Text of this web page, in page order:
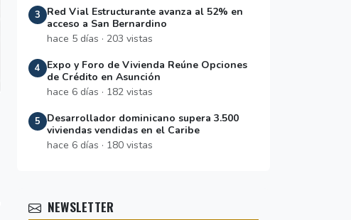
3
Red Vial Estructurante avanza al 52% en
acceso a San Bernardino
hace 5 días · 203 vistas
4
Expo y Foro de Vivienda Reúne Opciones
de Crédito en Asunción
hace 6 días · 182 vistas
5
Desarrollador dominicano supera 3.500
viviendas vendidas en el Caribe
hace 6 días · 180 vistas
NEWSLETTER